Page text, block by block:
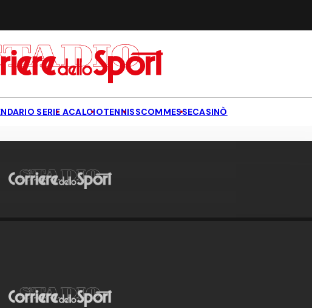
SERIE ACALCIOTENNISSCOMMESSECASINÒ